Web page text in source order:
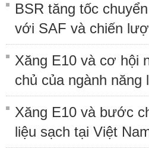
BSR tăng tốc
với SAF và chiến
Xăng E10 và cơ hội
chủ của ngành
Xăng E10 và bước
liệu sạch tại Việt